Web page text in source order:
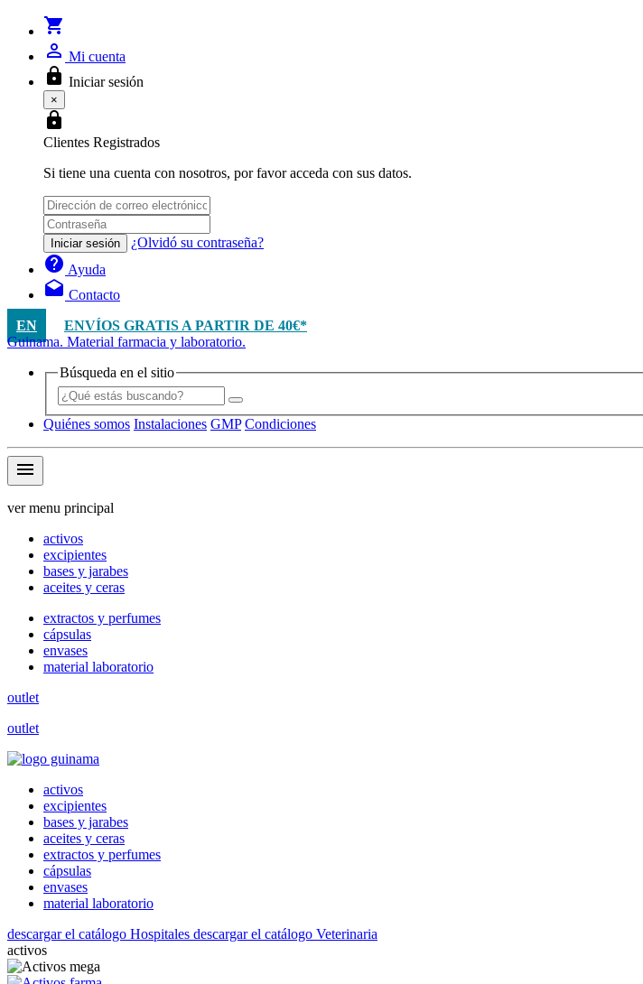
shopping_cart
person_outline Mi cuenta
lock Iniciar sesión
×
lock
Clientes Registrados
Si tiene una cuenta con nosotros, por favor acceda con sus datos.
Iniciar sesión ¿Olvidó su contraseña?
help Ayuda
drafts Contacto
EN
ENVÍOS GRATIS A PARTIR DE 40€*
Guinama. Material farmacia y laboratorio.
Búsqueda en el sitio
Quiénes somos Instalaciones GMP Condiciones
menu
ver menu principal
activos
excipientes
bases y jarabes
aceites y ceras
extractos y perfumes
cápsulas
envases
material laboratorio
outlet
outlet
activos
excipientes
bases y jarabes
aceites y ceras
extractos y perfumes
cápsulas
envases
material laboratorio
descargar el catálogo Hospitales descargar el catálogo Veterinaria
activos